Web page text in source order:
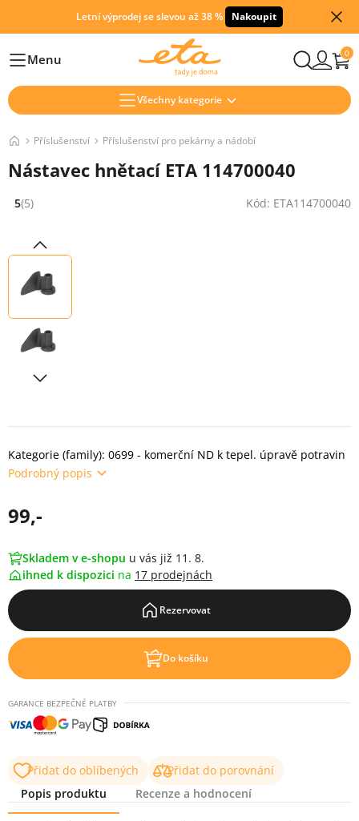
Letní výprodej se slevou až 38 % Nakoupit
HlavníMenu 0
Všechny kategorie
Příslušenství Příslušenství pro pekárny a nádobí
Nástavec hnětací ETA 114700040
Hodnocení: 5 z 5 (5 recenzí)
5(5) Kód: ETA114700040
Kategorie (family): 0699 - komerční ND k tepel. úpravě potravin
Podrobný popis
99,-
Skladem v e-shopu u vás již 11. 8.
ihned k dispozici na 17 prodejnách
Rezervovat
Do košíku
GARANCE BEZPEČNÉ PLATBY
Přidat do oblíbených
Přidat do porovnání
Popis produktu
Recenze a hodnocení